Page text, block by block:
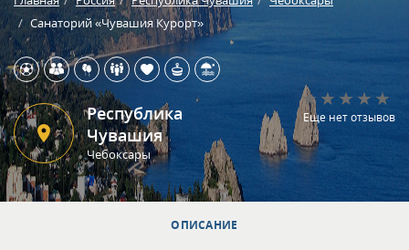
Санаторий «Чувашия Курорт»
Республика
Чувашия
Чебоксары
Еще нет отзывов
ОПИСАНИЕ